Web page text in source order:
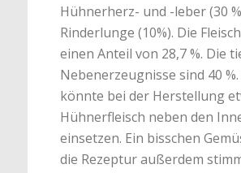
Hühnerherz- und -leber (30
Rinderlunge (10%). Die
einen Anteil von 28,7 %. Die
Nebenerzeugnisse sind 40
könnte bei der Herstellung
Hühnerfleisch neben den
einsetzen. Ein bisschen
die Rezeptur außerdem